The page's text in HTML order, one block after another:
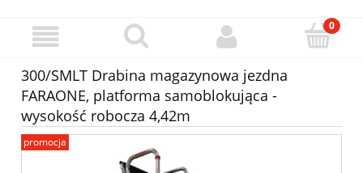
300/SMLT Drabina magazynowa jezdna
FARAONE, platforma samoblokująca -
wysokość robocza 4,42m
promocja